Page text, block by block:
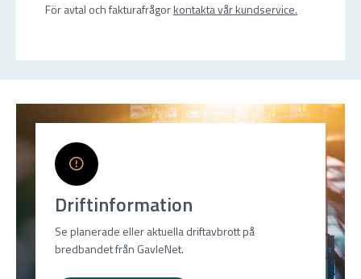
För avtal och fakturafrågorkontakta vår kundservice.
Driftinformation
Se planerade eller aktuella driftavbrott på
bredbandet från GavleNet.